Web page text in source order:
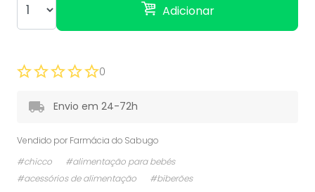
Adicionar
0
Envio em 24-72h
Vendido por Farmácia do Sabugo
#chicco
#alimentação para bebés
#acessórios de alimentação
#biberões